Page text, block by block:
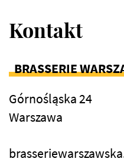
Kontakt
BRASSERIE
Górnośląska 24
Warszawa